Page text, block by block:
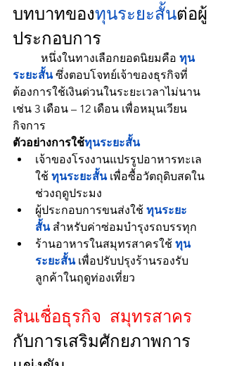
บทบาทของทุนระยะสั้นต่อผู้
ประกอบการ
	หนึ่งในทางเลือกยอดนิยมคือ
ทุน
ระยะสั้น ซึ่งตอบโจทย์เจ้าของธุรกิจที่
ต้องการใช้เงินด่วนในระยะเวลาไม่นาน
เช่น 3 เดือน – 12 เดือน เพื่อหมุนเวียน
กิจการ
ตัวอย่างการใช้ทุนระยะสั้น
เจ้าของโรงงานแปรรูปอาหารทะเล
ใช้ ทุนระยะสั้น เพื่อซื้อวัตถุดิบสดใน
ช่วงฤดูประมง
ผู้ประกอบการขนส่งใช้ ทุนระยะ
สั้น สำหรับค่าซ่อมบำรุงรถบรรทุก
ร้านอาหารในสมุทรสาครใช้ ทุน
ระยะสั้น เพื่อปรับปรุงร้านรองรับ
ลูกค้าในฤดูท่องเที่ยว
สินเชื่อธุรกิจ สมุทรสาคร
กับการเสริมศักยภาพการ